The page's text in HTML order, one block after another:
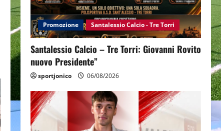
Promozione Santalessio Calcio - Tre Torri
Santalessio Calcio – Tre Torri: Giovanni Rovito
nuovo Presidente”
sportjonico 06/08/2026